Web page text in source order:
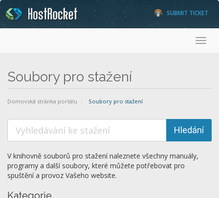
SUBMIT TICKET
Soubory pro stažení
Domovská stránka portálu Soubory pro stažení
V knihovně souborů pro stažení naleznete všechny manuály,
programy a další soubory, které můžete potřebovat pro
spuštění a provoz Vašeho website.
Kategorie